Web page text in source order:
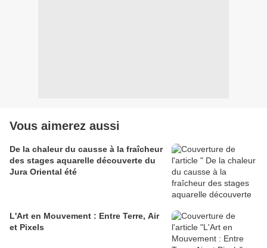
Vous aimerez aussi
De la chaleur du causse à la fraîcheur
des stages aquarelle découverte du
Jura Oriental été
L'Art en Mouvement : Entre Terre, Air
et Pixels